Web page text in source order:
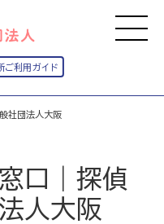
社団法人大阪
口｜探偵
人大阪